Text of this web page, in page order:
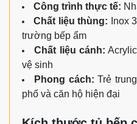
Công trình thực tế:
Chất liệu thùng: Inox
trường bếp ẩm
Chất liệu cánh:
vệ sinh
Phong cách: Trẻ
phố và căn hộ hiện đại